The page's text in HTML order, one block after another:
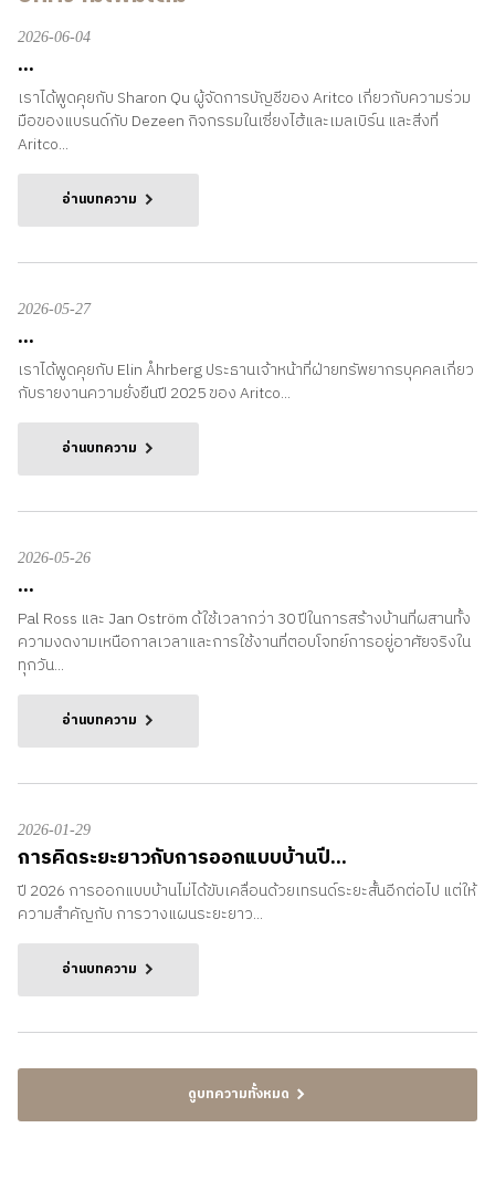
2026-06-04
...
เราได้พูดคุยกับ Sharon Qu ผู้จัดการบัญชีของ Aritco เกี่ยวกับความร่วม
มือของแบรนด์กับ Dezeen กิจกรรมในเซี่ยงไฮ้และเมลเบิร์น และสิ่งที่
Aritco...
อ่านบทความ
2026-05-27
...
เราได้พูดคุยกับ Elin Åhrberg ประธานเจ้าหน้าที่ฝ่ายทรัพยากรบุคคลเกี่ยว
กับรายงานความยั่งยืนปี 2025 ของ Aritco...
อ่านบทความ
2026-05-26
...
Pal Ross และ Jan Oström ด้ใช้เวลากว่า 30 ปีในการสร้างบ้านที่ผสานทั้ง
ความงดงามเหนือกาลเวลาและการใช้งานที่ตอบโจทย์การอยู่อาศัยจริงใน
ทุกวัน...
อ่านบทความ
2026-01-29
การคิดระยะยาวกับการออกแบบบ้านปี...
ปี 2026 การออกแบบบ้านไม่ได้ขับเคลื่อนด้วยเทรนด์ระยะสั้นอีกต่อไป แต่ให้
ความสำคัญกับ การวางแผนระยะยาว...
อ่านบทความ
ดูบทความทั้งหมด